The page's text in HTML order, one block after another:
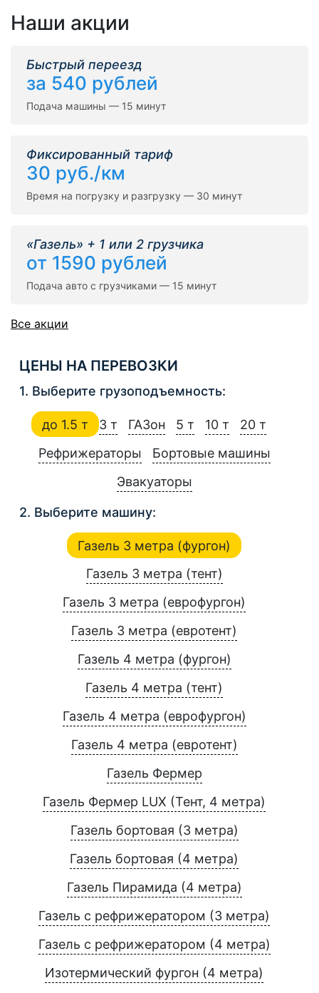
Наши акции
Быстрый переезд
за 540 рублей
Подача машины — 15 минут
Фиксированный тариф
30 руб./км
Время на погрузку и разгрузку — 30 минут
«Газель» + 1 или 2 грузчика
от 1590 рублей
Подача авто с грузчиками — 15 минут
Все акции
ЦЕНЫ НА ПЕРЕВОЗКИ
1. Выберите грузоподъемность:
до 1.5 т 3 т ГАЗон 5 т 10 т
20 т
Рефрижераторы
Бортовые машины
Эвакуаторы
2. Выберите машину:
Газель 3 метра (фургон)
Газель 3 метра (тент)
Газель 3 метра (еврофургон)
Газель 3 метра (евротент)
Газель 4 метра (фургон)
Газель 4 метра (тент)
Газель 4 метра (еврофургон)
Газель 4 метра (евротент)
Газель Фермер
Газель Фермер LUX (Тент, 4 метра)
Газель бортовая (3 метра)
Газель бортовая (4 метра)
Газель Пирамида (4 метра)
Газель с рефрижератором (3 метра)
Газель с рефрижератором (4 метра)
Изотермический фургон (4 метра)